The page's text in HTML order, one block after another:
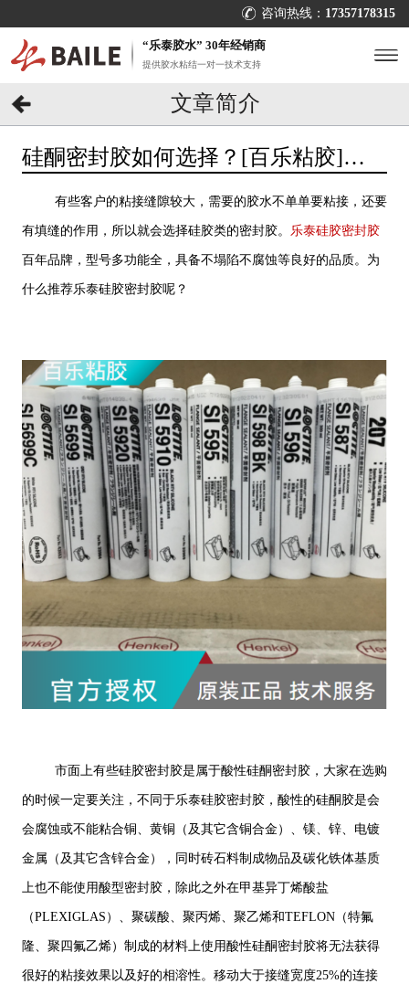
咨询热线： 17357178315
“乐泰胶水” 30年经销商
提供胶水粘结一对一技术支持
文章简介
硅酮密封胶如何选择？[百乐粘胶]推
有些客户的粘接缝隙较大，需要的胶水不单单要粘接，还要
有填缝的作用，所以就会选择硅胶类的密封胶。 乐泰硅胶密封胶
百年品牌，型号多功能全，具备不塌陷不腐蚀等良好的品质。为
什么推荐乐泰硅胶密封胶呢？
市面上有些硅胶密封胶是属于酸性硅酮密封胶，大家在选购
的时候一定要关注，不同于乐泰硅胶密封胶，酸性的硅酮胶是会
会腐蚀或不能粘合铜、黄铜（及其它含铜合金）、镁、锌、电镀
金属（及其它含锌合金），同时砖石料制成物品及碳化铁体基质
上也不能使用酸型密封胶，除此之外在甲基异丁烯酸盐
（PLEXIGLAS）、聚碳酸、聚丙烯、聚乙烯和TEFLON（特氟
隆、聚四氟乙烯）制成的材料上使用酸性硅酮密封胶将无法获得
很好的粘接效果以及好的相溶性。移动大于接缝宽度25%的连接